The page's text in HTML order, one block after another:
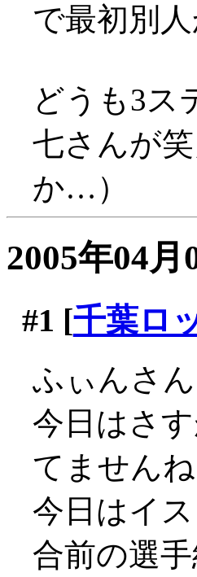
で最初別
どうも3ス
七さんが
か…）
2005年04月
#1 [千葉ロ
ふぃんさ
今日はさ
てませんね
今日はイ
合前の選